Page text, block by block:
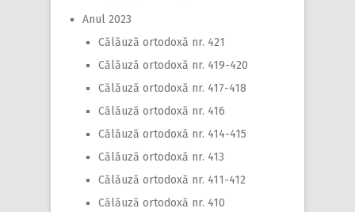
Anul 2023
Călăuză ortodoxă nr. 421
Călăuză ortodoxă nr. 419-420
Călăuză ortodoxă nr. 417-418
Călăuză ortodoxă nr. 416
Călăuză ortodoxă nr. 414-415
Călăuză ortodoxă nr. 413
Călăuză ortodoxă nr. 411-412
Călăuză ortodoxă nr. 410